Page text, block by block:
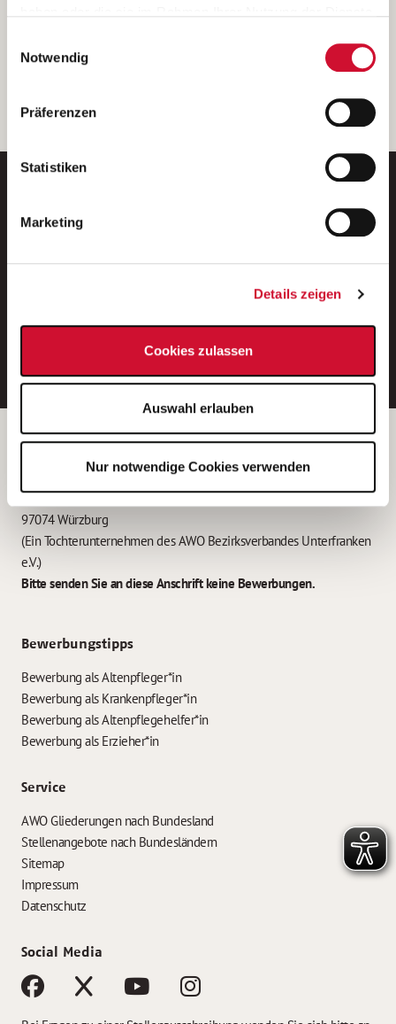
Wenn Sie auf „Cookies zulassen“ klicken, so stimmen
Sie der Speicherung sämtlicher Cookies zu. Sie können
Ihre Einwilligung selbstverständlich jederzeit widerrufen,
indem Sie die Cookie-Einstellungen aufrufen und diese
unserer
Notwendig
Präferenzen
Statistiken
Marketing
Details zeigen
Cookies zulassen
Auswahl erlauben
Nur notwendige Cookies verwenden
Weitere Details können Sie der
entnehmen.
E-Mail-Adresse eintragen
Betreiber der Webseite
Garitz Bewirtschaftungsbetriebe GmbH
Kantstraße 45a
97074 Würzburg
(Ein Tochterunternehmen des AWO Bezirksverbandes Unterfranken
e.V.)
Bitte senden Sie an diese Anschrift keine Bewerbungen.
Bewerbungstipps
Bewerbung als Altenpfleger*in
Bewerbung als Krankenpfleger*in
Bewerbung als Altenpflegehelfer*in
Bewerbung als Erzieher*in
Service
AWO Gliederungen nach Bundesland
Stellenangebote nach Bundesländern
Sitemap
Impressum
Datenschutz
Social Media